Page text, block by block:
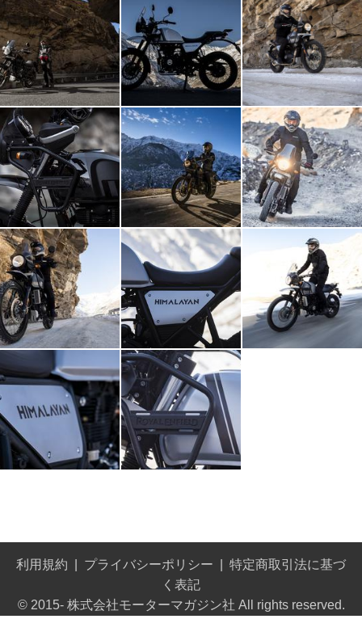
利用規約 プライバシーポリシー
特定商取引法に基づ
く表記
© 2015- 株式会社モーターマガジン社 All rights reserved.